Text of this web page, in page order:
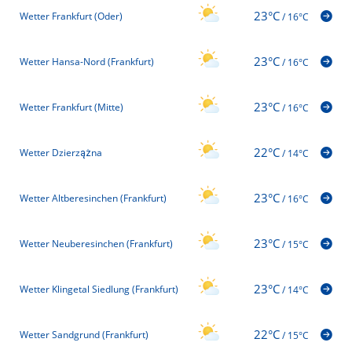
Wetter Frankfurt (Oder) 23°C/16°C
Wetter Hansa-Nord (Frankfurt) 23°C/16°C
Wetter Frankfurt (Mitte) 23°C/16°C
Wetter Dzierzążna 22°C/14°C
Wetter Altberesinchen (Frankfurt) 23°C/16°C
Wetter Neuberesinchen (Frankfurt) 23°C/15°C
Wetter Klingetal Siedlung (Frankfurt) 23°C/14°C
Wetter Sandgrund (Frankfurt) 22°C/15°C